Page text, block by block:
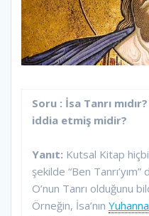
Soru : İsa Tanrı
iddia etmiş midir?
Yanıt: Kutsal Kitap
şekilde “Ben
O’nun Tanrı olduğunu
Örneğin, İsa’nın